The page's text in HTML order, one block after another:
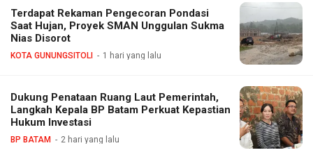
Terdapat Rekaman Pengecoran Pondasi
Saat Hujan, Proyek SMAN Unggulan Sukma
Nias Disorot
KOTA GUNUNGSITOLI 1 hari yang lalu
Dukung Penataan Ruang Laut Pemerintah,
Langkah Kepala BP Batam Perkuat Kepastian
Hukum Investasi
BP BATAM 2 hari yang lalu